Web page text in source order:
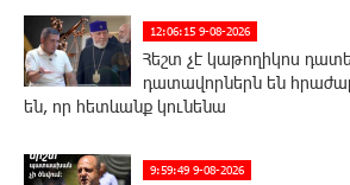
12:06:15 9-08-2026
Հեշտ չէ կաթողիկոս
դատավորներն են
են, որ հետևանք կունենա
9:59:49 9-08-2026